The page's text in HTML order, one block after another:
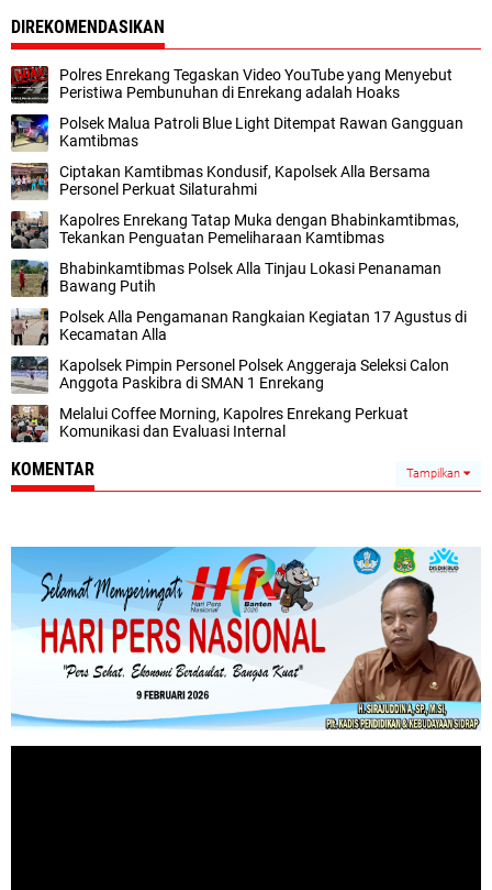
DIREKOMENDASIKAN
Polres Enrekang Tegaskan Video YouTube yang Menyebut
Peristiwa Pembunuhan di Enrekang adalah Hoaks
Polsek Malua Patroli Blue Light Ditempat Rawan Gangguan
Kamtibmas
Ciptakan Kamtibmas Kondusif, Kapolsek Alla Bersama
Personel Perkuat Silaturahmi
Kapolres Enrekang Tatap Muka dengan Bhabinkamtibmas,
Tekankan Penguatan Pemeliharaan Kamtibmas
Bhabinkamtibmas Polsek Alla Tinjau Lokasi Penanaman
Bawang Putih
Polsek Alla Pengamanan Rangkaian Kegiatan 17 Agustus di
Kecamatan Alla
Kapolsek Pimpin Personel Polsek Anggeraja Seleksi Calon
Anggota Paskibra di SMAN 1 Enrekang
Melalui Coffee Morning, Kapolres Enrekang Perkuat
Komunikasi dan Evaluasi Internal
KOMENTAR Tampilkan